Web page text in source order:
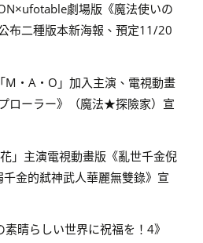
劇場版《魔法使いの
布二種版本新海報、預定11/20
・A・O」加入主演、電視動畫
ローラー》（魔法★探險家）宣
」主演電視動畫版《亂世千金倪
千金的弒神武人華麗無雙錄》宣
晴らしい世界に祝福を！4》